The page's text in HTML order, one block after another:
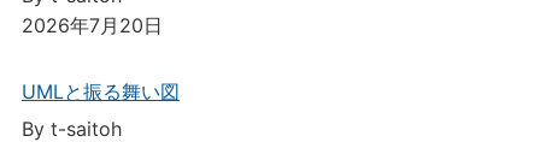
2026年7月20日
UMLと振る舞い図
By t-saitoh